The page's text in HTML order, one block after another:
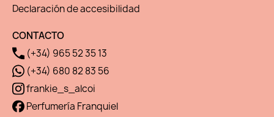
Declaración de accesibilidad
CONTACTO
(+34) 965 52 35 13
(+34) 680 82 83 56
frankie_s_alcoi
Perfumería Franquiel